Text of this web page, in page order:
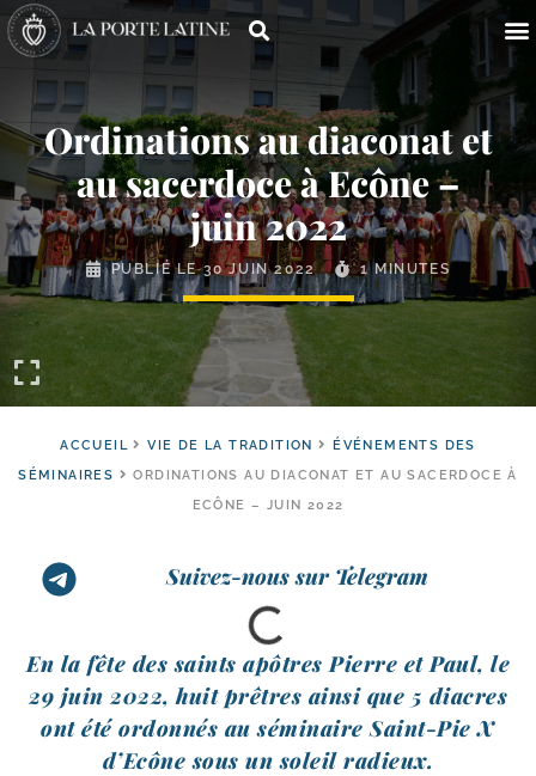
Ordinations au diaconat et
au sacerdoce à Ecône –
juin 2022
PUBLIÉ LE30 JUIN 2022 1 MINUTES
ACCUEIL VIE DE LA TRADITION
ÉVÉNEMENTS DES
SÉMINAIRES
ORDINATIONS AU DIACONAT ET AU SACERDOCE À
ECÔNE – JUIN 2022
Suivez-nous sur Telegram
En la fête des saints apôtres Pierre et Paul, le
29 juin 2022, huit prêtres ain­si que 5 diacres
ont été ordon­nés au sémi­naire Saint-​Pie X
d’Ecône sous un soleil radieux.